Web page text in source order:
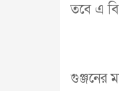
তবে এ
গুঞ্জনের